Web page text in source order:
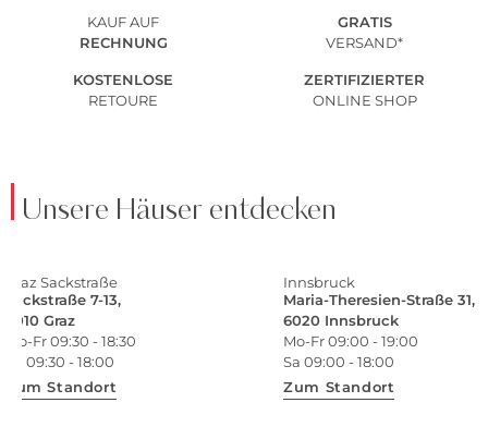
KAUF AUF
RECHNUNG
GRATIS
VERSAND*
KOSTENLOSE
RETOURE
ZERTIFIZIERTER
ONLINE SHOP
Unsere Häuser entdecken
Graz Sackstraße
Sackstraße 7-13,
8010 Graz
Mo-Fr 09:30 - 18:30
Sa 09:30 - 18:00
Zum Standort
Innsbruck
Maria-Theresien-Straße 31,
6020 Innsbruck
Mo-Fr 09:00 - 19:00
Sa 09:00 - 18:00
Zum Standort